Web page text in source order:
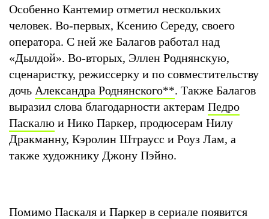
Особенно Кантемир отметил нескольких
человек. Во-первых, Ксению Середу, своего
оператора. С ней же Балагов работал над
«Дылдой». Во-вторых, Эллен Роднянскую,
сценаристку, режиссерку и по совместительству
дочь Александра Роднянского**. Также Балагов
выразил слова благодарности актерам Педро
Паскалю и Нико Паркер, продюсерам Нилу
Дракманну, Кэролин Штраусс и Роуз Лам, а
также художнику Джону Пэйно.
Помимо Паскаля и Паркер в сериале появится